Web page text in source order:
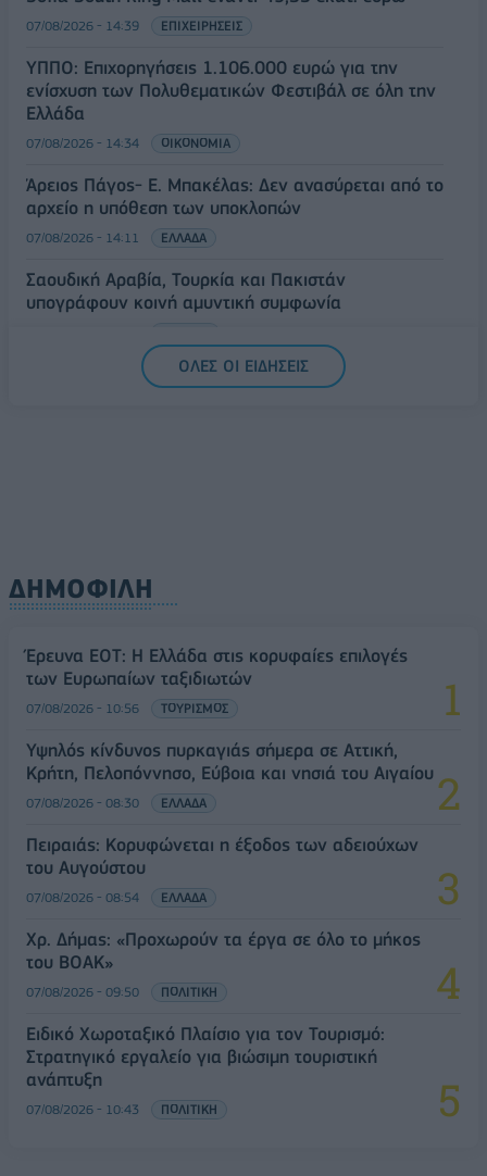
07/08/2026 - 14:39 ΕΠΙΧΕΙΡΗΣΕΙΣ
ΥΠΠΟ: Επιχορηγήσεις 1.106.000 ευρώ για την
ενίσχυση των Πολυθεματικών Φεστιβάλ σε όλη την
Ελλάδα
07/08/2026 - 14:34 ΟΙΚΟΝΟΜΙΑ
Άρειος Πάγος- Ε. Μπακέλας: Δεν ανασύρεται από το
αρχείο η υπόθεση των υποκλοπών
07/08/2026 - 14:11 ΕΛΛΑΔΑ
Σαουδική Αραβία, Τουρκία και Πακιστάν
υπογράφουν κοινή αμυντική συμφωνία
ΟΛΕΣ ΟΙ ΕΙΔΗΣΕΙΣ
ΔΗΜΟΦΙΛΗ
Έρευνα ΕΟΤ: Η Ελλάδα στις κορυφαίες επιλογές
των Ευρωπαίων ταξιδιωτών
07/08/2026 - 10:56 ΤΟΥΡΙΣΜΟΣ
Υψηλός κίνδυνος πυρκαγιάς σήμερα σε Αττική,
Κρήτη, Πελοπόννησο, Εύβοια και νησιά του Αιγαίου
07/08/2026 - 08:30 ΕΛΛΑΔΑ
Πειραιάς: Κορυφώνεται η έξοδος των αδειούχων
του Αυγούστου
07/08/2026 - 08:54 ΕΛΛΑΔΑ
Χρ. Δήμας: «Προχωρούν τα έργα σε όλο το μήκος
του ΒΟΑΚ»
07/08/2026 - 09:50 ΠΟΛΙΤΙΚΗ
Ειδικό Χωροταξικό Πλαίσιο για τον Τουρισμό:
Στρατηγικό εργαλείο για βιώσιμη τουριστική
ανάπτυξη
07/08/2026 - 10:43 ΠΟΛΙΤΙΚΗ